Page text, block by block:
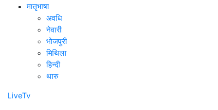
मातृभाषा
अवधि
नेवारी
भोजपुरी
मिथिला
हिन्दी
थारु
LiveTv